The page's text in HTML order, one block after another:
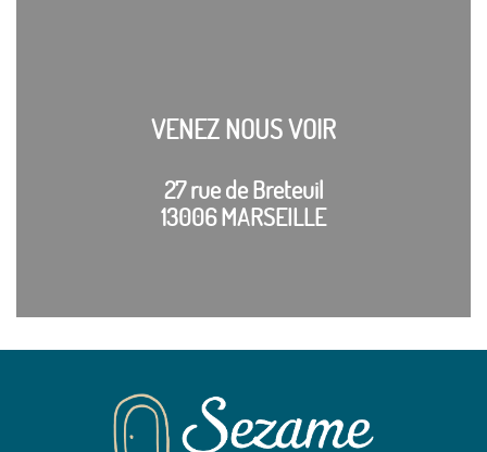
VENEZ NOUS VOIR
27 rue de Breteuil
13006 MARSEILLE